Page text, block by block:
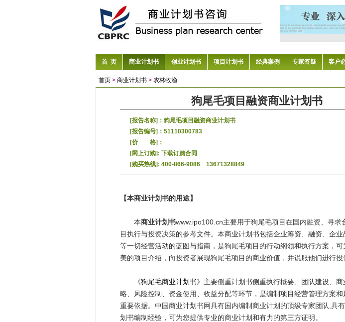
首 页
商业计划书 创业计划书 项目计划书 经典案例 专家答疑 客户
首页 > 商业计划书 > 农林牧渔
狗尾毛项目融资商业计划书
[报告名称]：狗尾毛项目融资商业计划书
[报告编号]：51110300783
[价 格]：
[网上订购]:下载订购合同
[购买热线]: 400-866-9086 13671328849
【本商业计划书的用途】
本商业计划书www.ipo100.cn主要用于狗尾毛项目在国内融资、寻求
目执行与投资决策的参考文件。本商业计划书包括企业筹资、融资、企
等一切经营活动的蓝图与指南，是狗尾毛项目的行动纲领和执行方案，
美的项目介绍，向投资者展现狗尾毛项目的商业价值，并说服他们进行投
《狗尾毛商业计划书》主要侧重计划书侧重执行概要、团队建设、
略、风险控制、资金使用、收益分配等环节，是编制项目经营管理方案和
重要依据。中国商业计划书网具有国内编制商业计划的顶级专家团队,具
划书编制经验，可为您提供专业的商业计划和有力的第三方证明。